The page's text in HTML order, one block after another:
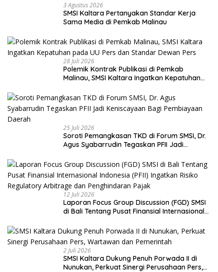
3 Agustus 2026
SMSI Kaltara Pertanyakan Standar Kerja
Sama Media di Pemkab Malinau
28 Juli 2026
Polemik Kontrak Publikasi di Pemkab
Malinau, SMSI Kaltara Ingatkan Kepatuhan
25 Juli 2026
Soroti Pemangkasan TKD di Forum SMSI, Dr.
Agus Syabarrudin Tegaskan PFII Jadi
12 Juli 2026
Laporan Focus Group Discussion (FGD) SMSI
di Bali Tentang Pusat Finansial Internasional
Arbitrage dan Penghindaran Pajak
2 Juli 2026
SMSI Kaltara Dukung Penuh Porwada II di
Nunukan, Perkuat Sinergi Perusahaan Pers,